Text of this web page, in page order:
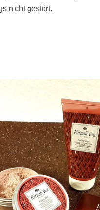
nicht gestört.